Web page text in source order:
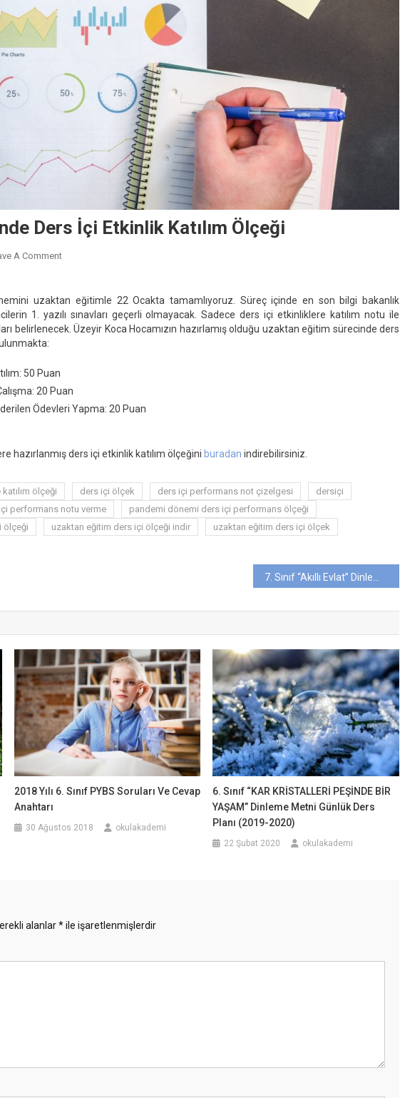
Ders İçi Etkinlik Katılım Ölçeği
A CommentOn
Sürecinde
Ders
Ölçeği
uzaktan eğitimle 22 Ocakta tamamlıyoruz. Süreç içinde en son bilgi bakanlık
1. yazılı sınavları geçerli olmayacak. Sadece ders içi etkinliklere katılım notu ile
belirlenecek. Üzeyir Koca Hocamızın hazırlamış olduğu uzaktan eğitim sürecinde ders
50 Puan
20 Puan
Ödevleri Yapma: 20 Puan
hazırlanmış ders içi etkinlik katılım ölçeğini buradan indirebilirsiniz.
ölçeği ders içi ölçek ders içi performans not çizelgesi
dersiçi
performans notu verme
pandemi dönemi ders içi performans ölçeği
ölçeği uzaktan eğitim ders içi ölçeği indir
uzaktan eğitim ders içi ölçek
7. Sınıf “Akıllı Evlat” Dinleme Metni Ses Dosyası
2018 Yılı 6. Sınıf PYBS Soruları Ve Cevap
Anahtarı
30 Ağustos 2018 okulakademi
6. Sınıf “KAR KRİSTALLERİ PEŞİNDE BİR
YAŞAM” Dinleme Metni Günlük Ders
Planı (2019-2020)
22 Şubat 2020 okulakademi
alanlar*ile işaretlenmişlerdir